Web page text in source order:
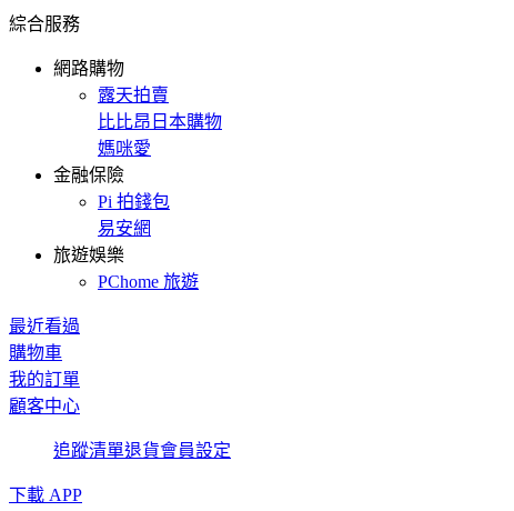
綜合服務
網路購物
露天拍賣
比比昂日本購物
媽咪愛
金融保險
Pi 拍錢包
易安網
旅遊娛樂
PChome 旅遊
最近看過
購物車
我的訂單
顧客中心
追蹤清單退貨會員設定
下載 APP